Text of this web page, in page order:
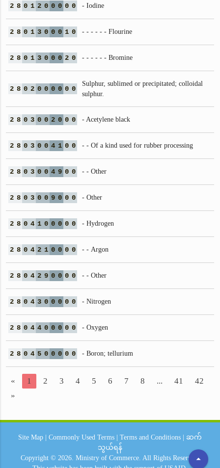
2 8 0 1 2 0 0 0 0 0 - Iodine
2 8 0 1 3 0 0 0 1 0 - - - - - - Flourine
2 8 0 1 3 0 0 0 2 0 - - - - - - Bromine
2 8 0 2 0 0 0 0 0 0
Sulphur, sublimed or precipitated; colloidal
sulphur.
2 8 0 3 0 0 2 0 0 0 - Acetylene black
2 8 0 3 0 0 4 1 0 0 - - Of a kind used for rubber processing
2 8 0 3 0 0 4 9 0 0 - - Other
2 8 0 3 0 0 9 0 0 0 - Other
2 8 0 4 1 0 0 0 0 0 - Hydrogen
2 8 0 4 2 1 0 0 0 0 - - Argon
2 8 0 4 2 9 0 0 0 0 - - Other
2 8 0 4 3 0 0 0 0 0 - Nitrogen
2 8 0 4 4 0 0 0 0 0 - Oxygen
2 8 0 4 5 0 0 0 0 0 - Boron; tellurium
« 1 2 3 4 5 6 7 8 ... 41
42
»
arrow_drop_up
Site Map Commonly Used Terms Terms and Conditions
ဆက်
သွယ်ရန်
Copyright © 2026. Ministry of Commerce. All Rights Reserved.